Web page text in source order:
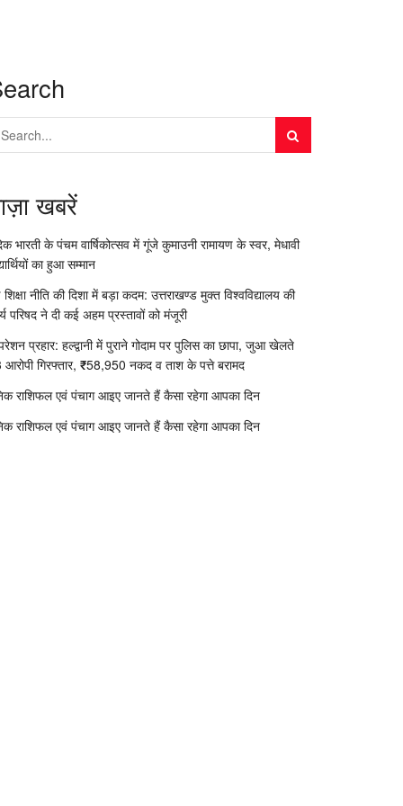
खबरें
भारती के पंचम वार्षिकोत्सव में गूंजे कुमाउनी रामायण के स्वर, मेधावी
का हुआ सम्मान
नीति की दिशा में बड़ा कदम: उत्तराखण्ड मुक्त विश्वविद्यालय की
परिषद ने दी कई अहम प्रस्तावों को मंजूरी
प्रहार: हल्द्वानी में पुराने गोदाम पर पुलिस का छापा, जुआ खेलते
आरोपी गिरफ्तार, ₹58,950 नकद व ताश के पत्ते बरामद
राशिफल एवं पंचाग आइए जानते हैं कैसा रहेगा आपका दिन
राशिफल एवं पंचाग आइए जानते हैं कैसा रहेगा आपका दिन